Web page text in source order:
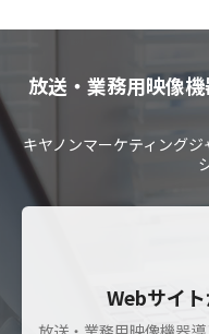
放送・業務用映像
キヤノンマーケティング
Webサイ